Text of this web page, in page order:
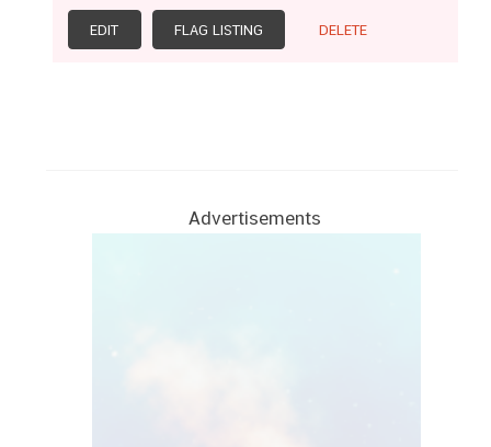
EDIT FLAG LISTING DELETE
Advertisements